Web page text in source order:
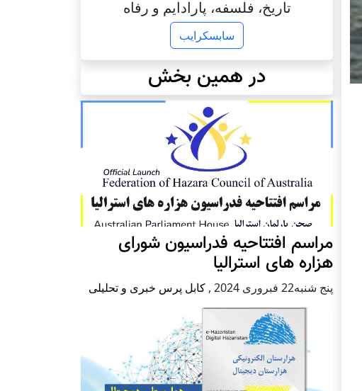
تاریخ، فلسفه، پارادایم و رفاه
سابسکرایب
در همین بخش
مراسم افتتاحیه فدراسیون شورای
هزاره های استرالیا
پنج شنبه22 فبروری 2024 , کابل پرس خبری و تحلیلی